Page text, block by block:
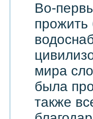
Во-
мира
была
также